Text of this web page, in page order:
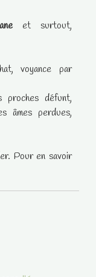
et surtout,
voyance par
défunt,
âmes perdues,
Pour en savoir